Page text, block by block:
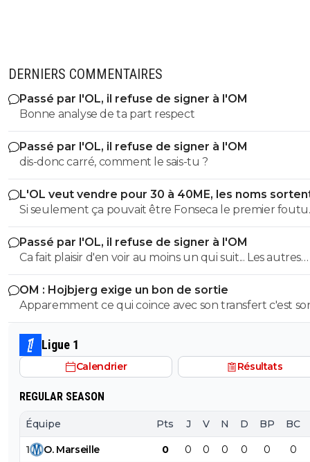
DERNIERS COMMENTAIRES
Passé par l'OL, il refuse de signer à l'OM
Bonne analyse de ta part respect
Passé par l'OL, il refuse de signer à l'OM
dis-donc carré, comment le sais-tu ?
L'OL veut vendre pour 30 à 40ME, les noms
Si seulement ça pouvait être Fonseca le premier foutu
dehors, l'OL et ce très bon effectif s'en porterait tout
mieux
Passé par l'OL, il refuse de signer à l'OM
Ca fait plaisir d'en voir au moins un qui suit... Les autres
doivent être des abrutis de supporters non ?
OM : Hojbjerg exige un bon de sortie
Apparemment ce qui coince avec son transfert c'est
salaire. S'il veut vraiment partir, il sait quoi faire.
Ligue 1
Calendrier Résultats
REGULAR SEASON
Équipe Pts J V N D BP BC
1 O. Marseille 0 0 0 0 0 0 0